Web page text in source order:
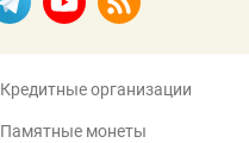
Кредитные организации
Памятные монеты